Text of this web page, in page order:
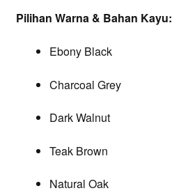
Pilihan Warna & Bahan Kayu:
Ebony Black
Charcoal Grey
Dark Walnut
Teak Brown
Natural Oak